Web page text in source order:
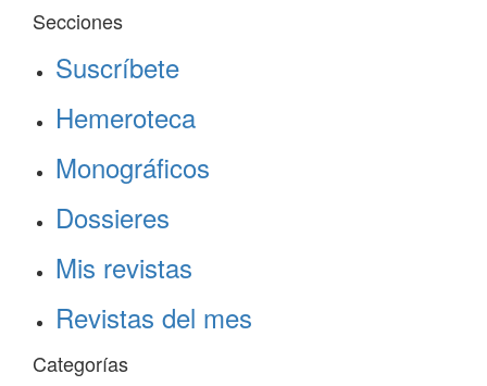
Secciones
Suscríbete
Hemeroteca
Monográficos
Dossieres
Mis revistas
Revistas del mes
Categorías